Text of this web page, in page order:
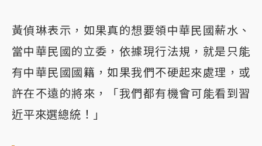
黃偵琳表示，如果真的想要領中華民國薪水、
當中華民國的立委，依據現行法規，就是只能
有中華民國國籍，如果我們不硬起來處理，或
許在不遠的將來，「我們都有機會可能看到習
近平來選總統！」